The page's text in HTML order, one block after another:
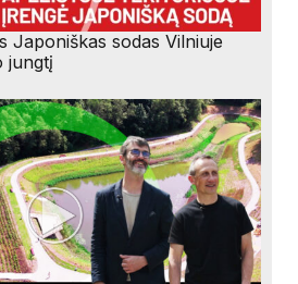
Japoniškas sodas Vilniuje
jungtį